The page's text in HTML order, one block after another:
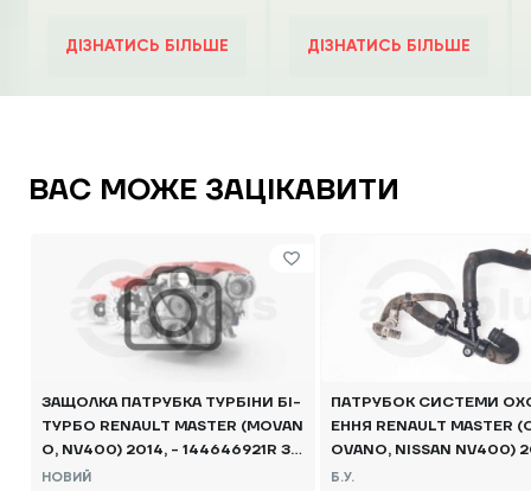
ДІЗНАТИСЬ БІЛЬШЕ ДІЗНАТИСЬ БІЛЬШЕ
ВАС МОЖЕ ЗАЦІКАВИТИ
ЗАЩОЛКА ПАТРУБКА ТУРБІНИ БІ-
ТУРБО RENAULT MASTER (MOVAN
O, NV400) 2014, - 144646921R ЗА
МІННИК
НОВИЙ
ПАТРУБОК СИСТЕМИ
ЕННЯ RENAULT MASTER
OVANO, NISSAN NV400)
21065 Б/В
Б.У.